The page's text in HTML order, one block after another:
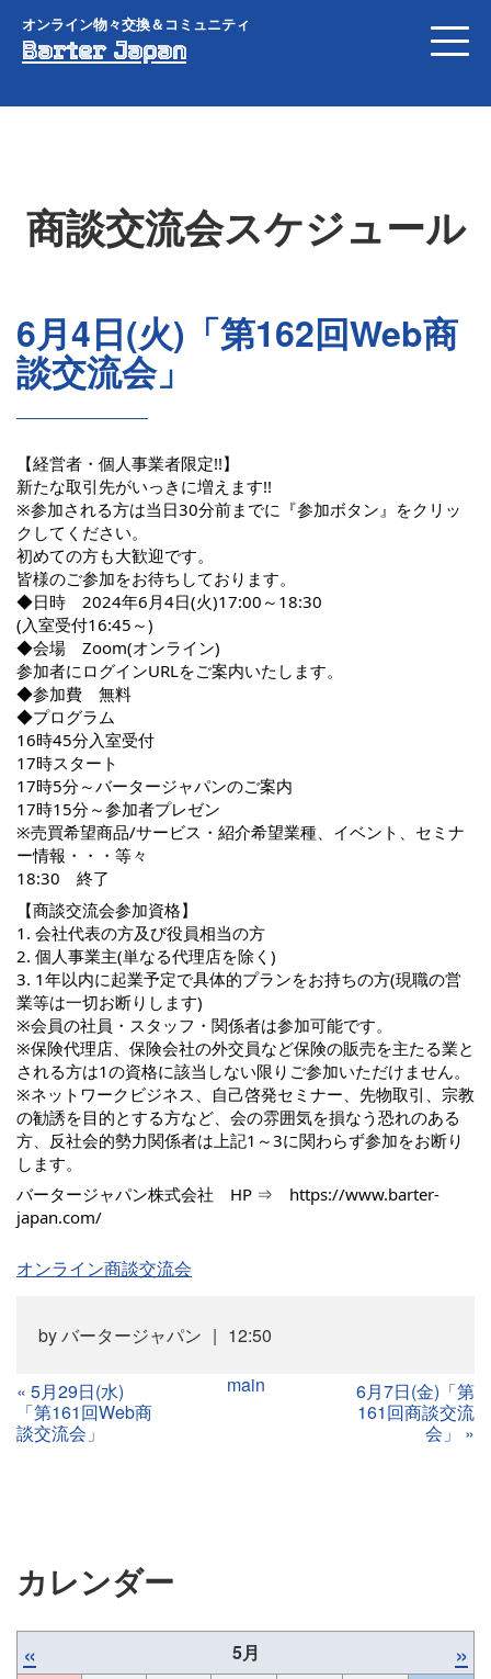
オンライン物々交換＆コミュニティ
Barter Japan
商談交流会スケジュール
6月4日(火)「第162回Web商
談交流会」
【経営者・個人事業者限定!!】
新たな取引先がいっきに増えます!!
※参加される方は当日30分前までに『参加ボタン』をクリッ
クしてください。
初めての方も大歓迎です。
皆様のご参加をお待ちしております。
◆日時 2024年6月4日(火)17:00～18:30
(入室受付16:45～)
◆会場 Zoom(オンライン)
参加者にログインURLをご案内いたします。
◆参加費 無料
◆プログラム
16時45分入室受付
17時スタート
17時5分～バータージャパンのご案内
17時15分～参加者プレゼン
※売買希望商品/サービス・紹介希望業種、イベント、セミナ
ー情報・・・等々
18:30 終了
【商談交流会参加資格】
1. 会社代表の方及び役員相当の方
2. 個人事業主(単なる代理店を除く)
3. 1年以内に起業予定で具体的プランをお持ちの方(現職の営
業等は一切お断りします)
※会員の社員・スタッフ・関係者は参加可能です。
※保険代理店、保険会社の外交員など保険の販売を主たる業と
される方は1の資格に該当しない限りご参加いただけません。
※ネットワークビジネス、自己啓発セミナー、先物取引、宗教
の勧誘を目的とする方など、会の雰囲気を損なう恐れのある
方、反社会的勢力関係者は上記1～3に関わらず参加をお断り
します。
バータージャパン株式会社 HP ⇒ https://www.barter-
japan.com/
オンライン商談交流会
byバータージャパン 12:50
« 5月29日(水)
「第161回Web商
談交流会」
main
6月7日(金)「第
161回商談交流
会」
»
カレンダー
« 5月 »